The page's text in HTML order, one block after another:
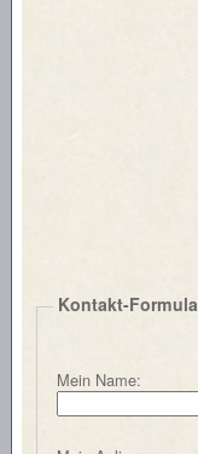
Kontakt-
Mein Name: